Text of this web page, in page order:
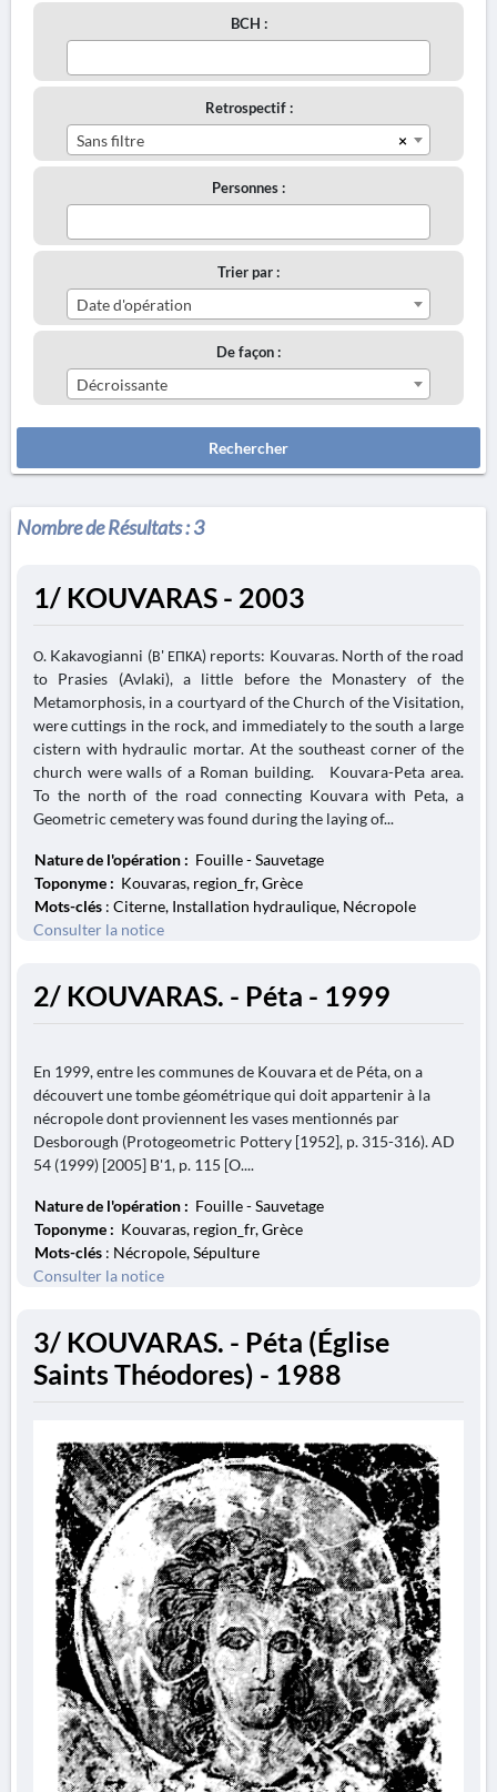
BCH :
Retrospectif :
×
Sans filtre
Personnes :
Trier par :
Date d'opération
De façon :
Décroissante
Rechercher
Nombre de Résultats :3
1/ KOUVARAS - 2003
Ο. Kakavogianni (Β' ΕΠΚΑ) reports: Kouvaras. North of the road
to Prasies (Avlaki), a little before the Monastery of the
Metamorphosis, in a courtyard of the Church of the Visitation,
were cuttings in the rock, and immediately to the south a large
cistern with hydraulic mortar. At the southeast corner of the
church were walls of a Roman building. Kouvara-Peta area.
To the north of the road connecting Kouvara with Peta, a
Geometric cemetery was found during the laying of...
Nature de l'opération : Fouille - Sauvetage
Toponyme : Kouvaras, region_fr, Grèce
Mots-clés : Citerne, Installation hydraulique, Nécropole
Consulter la notice
2/ KOUVARAS. - Péta - 1999
En 1999, entre les communes de Kouvara et de Péta, on a
découvert une tombe géométrique qui doit appartenir à la
nécropole dont proviennent les vases mentionnés par
Desborough (Protogeometric Pottery [1952], p. 315-316). AD
54 (1999) [2005] B'1, p. 115 [O....
Nature de l'opération : Fouille - Sauvetage
Toponyme : Kouvaras, region_fr, Grèce
Mots-clés : Nécropole, Sépulture
Consulter la notice
3/ KOUVARAS. - Péta (Église
Saints Théodores) - 1988